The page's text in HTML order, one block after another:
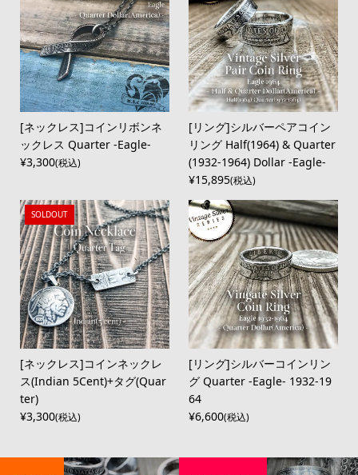
[ネックレス]コインリボンネ
ックレス Quarter -Eagle-
¥3,300(税込)
[リング]シルバーペアコイン
リング Half(1964) & Quarter
(1932-1964) Dollar -Eagle-
¥15,895(税込)
SOLDOUT
[ネックレス]コインネックレ
ス(Indian 5Cent)+タグ(Quar
ter)
¥3,300(税込)
[リング]シルバーコインリン
グ Quarter -Eagle- 1932-19
64
¥6,600(税込)